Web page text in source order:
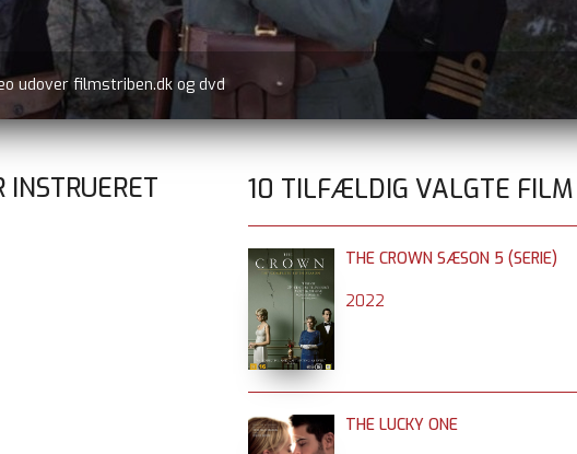
udover filmstriben.dk og dvd
INSTRUERET
10 TILFÆLDIG VALGTE FILM
THE CROWN SÆSON 5 (SERIE)
2022
THE LUCKY ONE